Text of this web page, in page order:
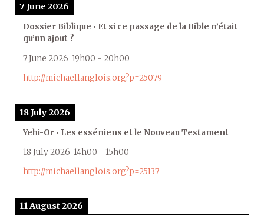
7 June 2026
Dossier Biblique • Et si ce passage de la Bible n’était
qu’un ajout ?
7 June 2026 19h00 - 20h00
http://michaellanglois.org?p=25079
18 July 2026
Yehi-Or • Les esséniens et le Nouveau Testament
18 July 2026 14h00 - 15h00
http://michaellanglois.org?p=25137
11 August 2026